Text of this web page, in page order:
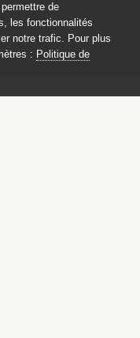
de
les fonctionnalités
notre trafic. Pour plus
: Politique de